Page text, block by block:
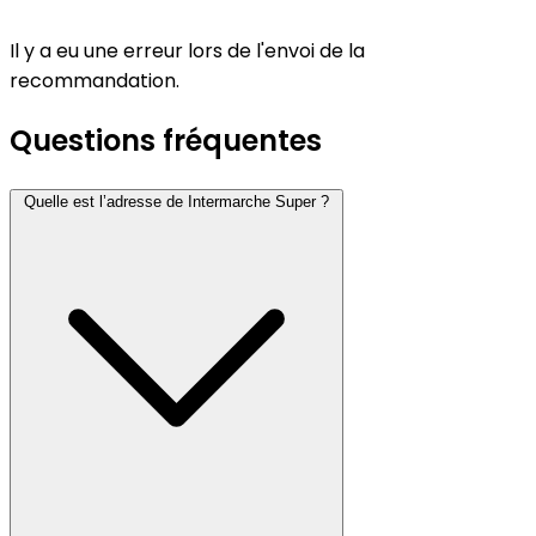
Il y a eu une erreur lors de l'envoi de la
recommandation.
Questions fréquentes
Quelle est l’adresse de Intermarche Super ?